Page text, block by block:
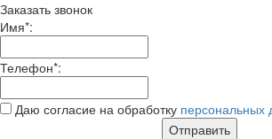
Заказать звонок
Имя*:
Телефон*:
Даю согласие на обработку персональных
Отправить